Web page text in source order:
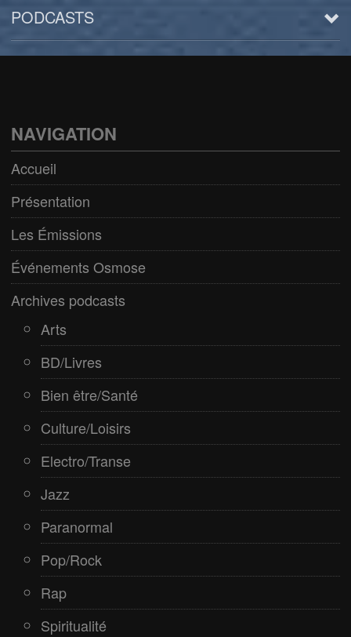
PODCASTS
Bien être/Santé
Culture/Loisirs
Electro/Transe
Paranormal
Pop/Rock
Rap
Spiritualité
NAVIGATION
Accueil
Présentation
Les Émissions
Événements Osmose
Archives podcasts
Arts
BD/Livres
Bien être/Santé
Culture/Loisirs
Electro/Transe
Jazz
Paranormal
Pop/Rock
Rap
Spiritualité